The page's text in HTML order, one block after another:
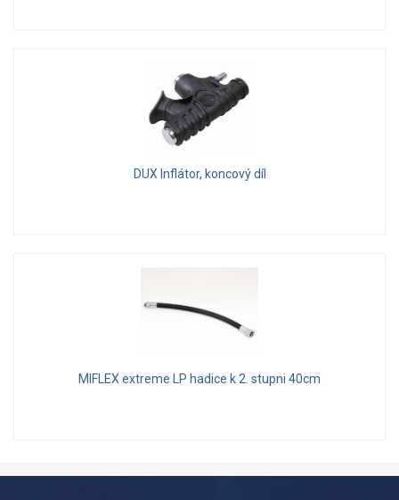
DUX Inflátor, koncový díl
MIFLEX extreme LP hadice k 2. stupni 40cm